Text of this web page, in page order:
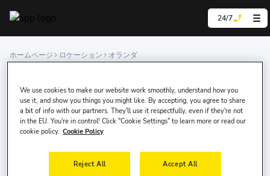
24/7
ホームページ ロケーション オランダ
我々は経験豊富なレンタカー専門家であり、世界中の
200以上の国と100,000以上の場所でオンラインでレン
タカーサービスを提供しています。
We use cookies to make our website work smoothly, understand how you
use it, and show you things you might like. By accepting, you agree to share
a bit of info with our partners. They'll use it respectfully, even if they're not
in the EU. You're in control! Click "Cookie Settings" to learn more or read our
cookie policy. Cookie Policy
Reject All Accept All